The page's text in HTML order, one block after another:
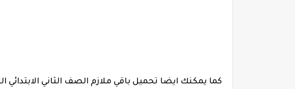
كما يمكنك ايضا تحميل باقي ملازم الصف الثاني الابتدائي